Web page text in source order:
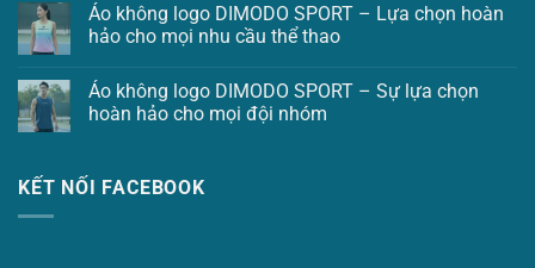
Áo không logo DIMODO SPORT – Lựa chọn hoàn
hảo cho mọi nhu cầu thể thao
Áo không logo DIMODO SPORT – Sự lựa chọn
hoàn hảo cho mọi đội nhóm
KẾT NỐI FACEBOOK